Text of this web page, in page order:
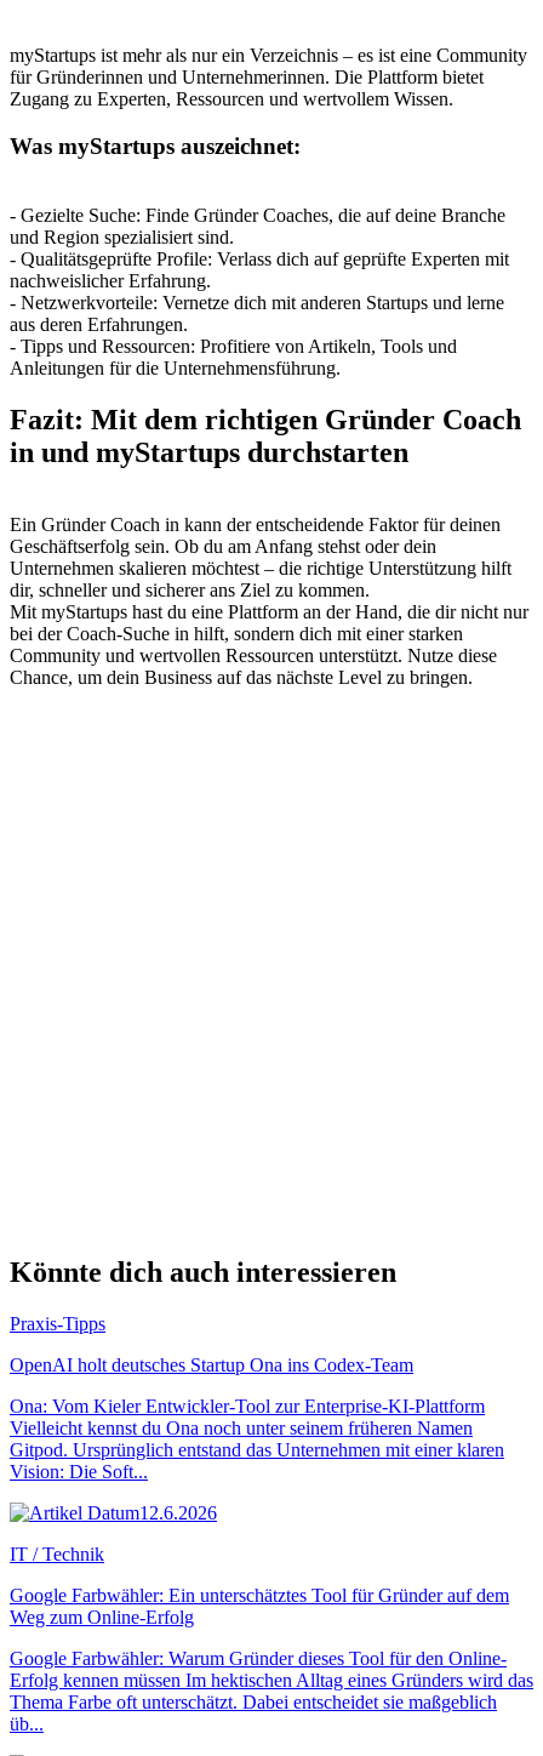
myStartups ist mehr als nur ein Verzeichnis – es ist eine Community
für Gründerinnen und Unternehmerinnen. Die Plattform bietet
Zugang zu Experten, Ressourcen und wertvollem Wissen.
Was myStartups auszeichnet:
- Gezielte Suche: Finde Gründer Coaches, die auf deine Branche
und Region spezialisiert sind.
- Qualitätsgeprüfte Profile: Verlass dich auf geprüfte Experten mit
nachweislicher Erfahrung.
- Netzwerkvorteile: Vernetze dich mit anderen Startups und lerne
aus deren Erfahrungen.
- Tipps und Ressourcen: Profitiere von Artikeln, Tools und
Anleitungen für die Unternehmensführung.
Fazit: Mit dem richtigen Gründer Coach
in und myStartups durchstarten
Ein Gründer Coach in kann der entscheidende Faktor für deinen
Geschäftserfolg sein. Ob du am Anfang stehst oder dein
Unternehmen skalieren möchtest – die richtige Unterstützung hilft
dir, schneller und sicherer ans Ziel zu kommen.
Mit myStartups hast du eine Plattform an der Hand, die dir nicht nur
bei der Coach-Suche in hilft, sondern dich mit einer starken
Community und wertvollen Ressourcen unterstützt. Nutze diese
Chance, um dein Business auf das nächste Level zu bringen.
Könnte dich auch interessieren
Praxis-Tipps
OpenAI holt deutsches Startup Ona ins Codex-Team
Ona: Vom Kieler Entwickler-Tool zur Enterprise-KI-Plattform
Vielleicht kennst du Ona noch unter seinem früheren Namen
Gitpod. Ursprünglich entstand das Unternehmen mit einer klaren
Vision: Die Soft...
12.6.2026
IT / Technik
Google Farbwähler: Ein unterschätztes Tool für Gründer auf dem
Weg zum Online-Erfolg
Google Farbwähler: Warum Gründer dieses Tool für den Online-
Erfolg kennen müssen Im hektischen Alltag eines Gründers wird das
Thema Farbe oft unterschätzt. Dabei entscheidet sie maßgeblich
üb...